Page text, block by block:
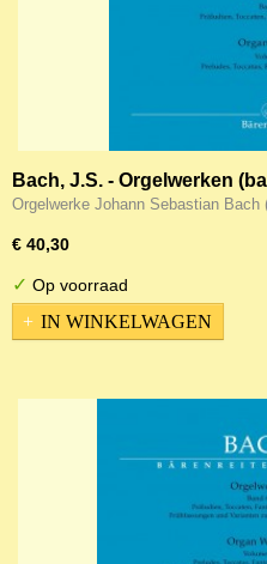
Bach, J.S. - Orgelwerken
Orgelwerke Johann Sebastian
€ 40,30
✓ Op voorraad
IN WINKELWAGEN